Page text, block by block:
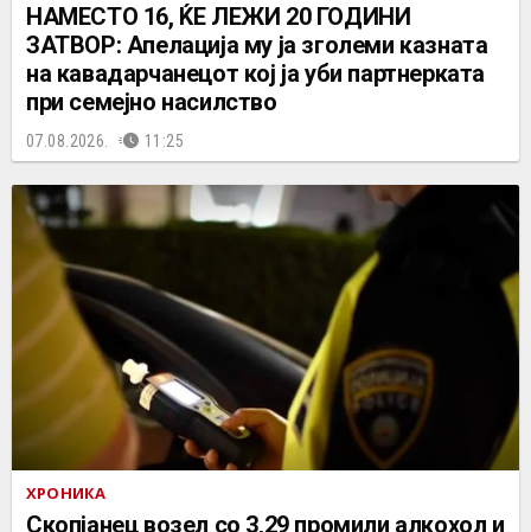
НАМЕСТО 16, ЌЕ ЛЕЖИ 20 ГОДИНИ
ЗАТВОР: Апелација му ја зголеми казната
на кавадарчанецот кој ја уби партнерката
при семејно насилство
07.08.2026. 11:25
ХРОНИКА
Скопјанец возел со 3,29 промили алкохол и